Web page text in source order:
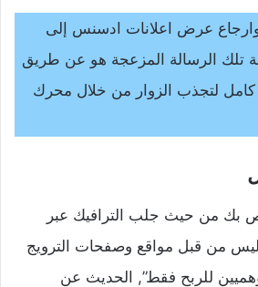
وارجاع عرض اعلانات ادسنس إلى
تلك الرسالة المزعجة هو عن طريق
لتجذب الزوار من خلال محرك
بك من حيث جلب الترافيك عبر
من قبل مواقع وصفحات الترويج
للربح فقط”, الحديث عن